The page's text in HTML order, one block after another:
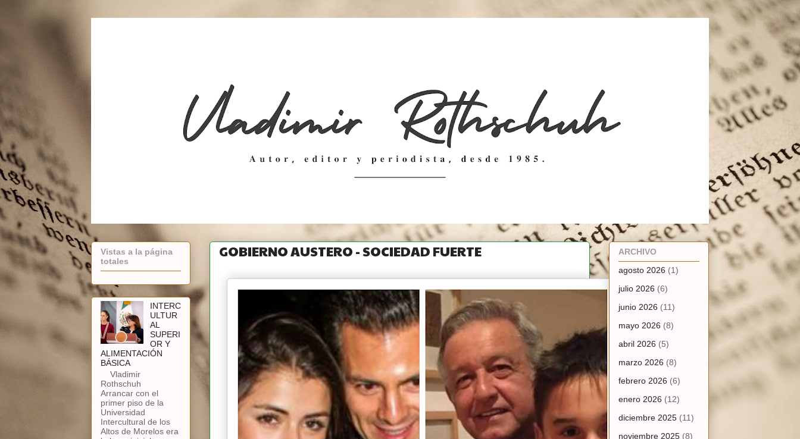
GOBIERNO AUSTERO - SOCIEDAD FUERTE
Vistas a la página
totales
INTERC
ULTUR
AL
SUPERI
OR Y
ALIMENTACIÓN
BÁSICA
Vladimir
Rothschuh
Arrancar con el
primer piso de la
Universidad
Intercultural de los
Altos de Morelos era
ARCHIVO
agosto 2026 (1)
julio 2026 (6)
junio 2026 (11)
mayo 2026 (8)
abril 2026 (5)
marzo 2026 (8)
febrero 2026 (6)
enero 2026 (12)
diciembre 2025 (11)
noviembre 2025 (8)